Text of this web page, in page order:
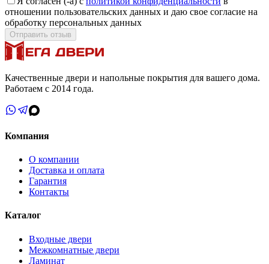
отношении пользовательских данных и даю свое согласие на
обработку персональных данных
Отправить отзыв
Качественные двери и напольные покрытия для вашего дома.
Работаем с 2014 года.
Компания
О компании
Доставка и оплата
Гарантия
Контакты
Каталог
Входные двери
Межкомнатные двери
Ламинат